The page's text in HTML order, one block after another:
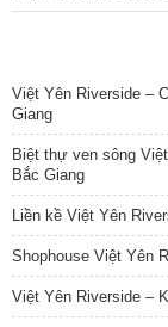
Việt Yên Riverside –
Giang
Biệt thự ven sông
Bắc Giang
Liền kề Việt Yên
Shophouse Việt Yên
Việt Yên Riverside –